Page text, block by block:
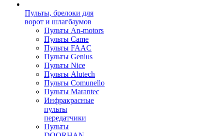
Пульты, брелоки для
ворот и шлагбаумов
Пульты An-motors
Пульты Came
Пульты FAAC
Пульты Genius
Пульты Nice
Пульты Alutech
Пульты Сomunello
Пульты Marantec
Инфракрасные
пульты
передатчики
Пульты